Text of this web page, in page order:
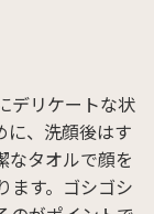
デリケートな状
に、洗顔後はす
なタオルで顔を
ます。ゴシゴシ